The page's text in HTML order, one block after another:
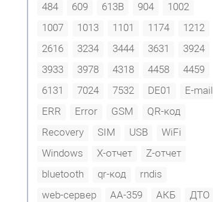
484
609 613В 904
1002
1007
1013 1101 1174
1212
2616
3234 3444 3631
3924
3933
3978 4318 4458
4459
6131
7024 7532 DE01
E-mail
ERR
Error GSM
QR-код
Recovery
SIM USB
WiFi
Windows
X-отчет
Z-отчет
bluetooth
qr-код
rndis
web-сервер
АА-359 АКБ
ДТО